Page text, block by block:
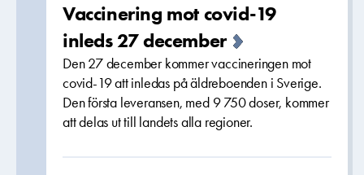
Vaccinering mot covid-19
inleds 27 december
Den 27 december kommer vaccineringen mot
covid-19 att inledas på äldreboenden i Sverige.
Den första leveransen, med 9 750 doser, kommer
att delas ut till landets alla regioner.